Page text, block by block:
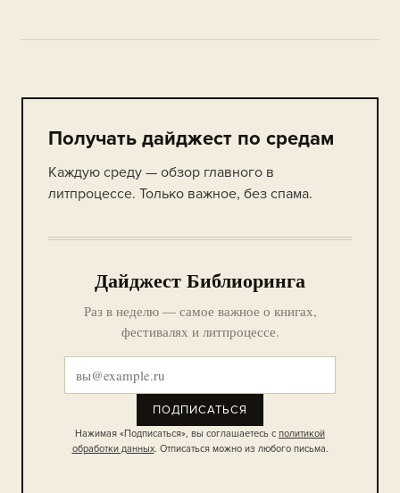
Получать дайджест по средам
Каждую среду — обзор главного в
литпроцессе. Только важное, без спама.
Дайджест Библиоринга
Раз в неделю — самое важное о книгах,
фестивалях и литпроцессе.
ПОДПИСАТЬСЯ
Нажимая «Подписаться», вы соглашаетесь с политикой
обработки данных. Отписаться можно из любого письма.